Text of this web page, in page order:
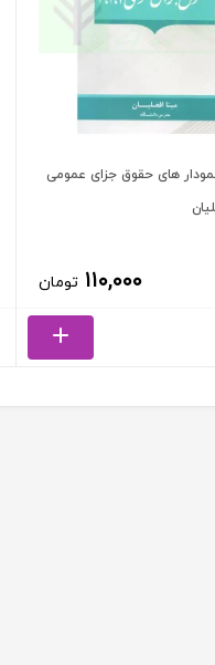
های حقوق جزای عمومی
۱۱۰,۰۰۰ تومان